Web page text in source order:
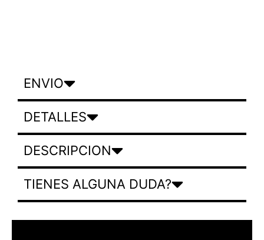
ENVIO
DETALLES
DESCRIPCION
TIENES ALGUNA DUDA?